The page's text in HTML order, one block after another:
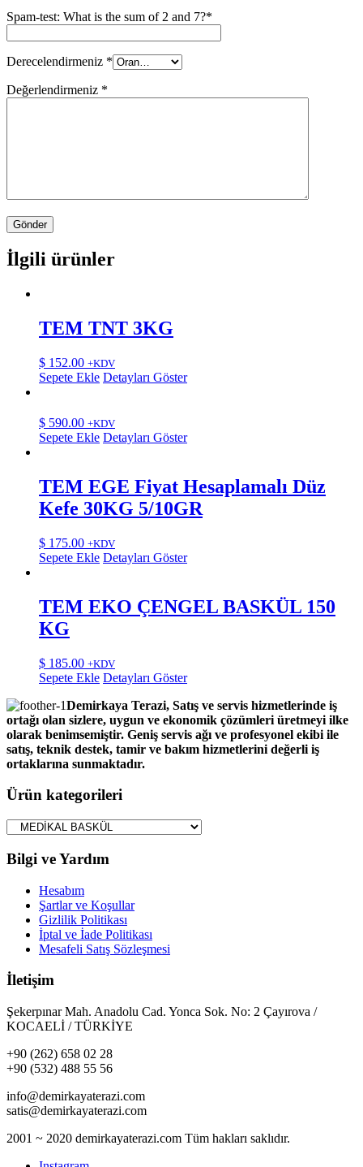
Spam-test: What is the sum of 2 and 7?*
Derecelendirmeniz *
Değerlendirmeniz *
İlgili ürünler
TEM TNT 3KG
$ 152.00 +KDV
Sepete Ekle Detayları Göster
$ 590.00 +KDV
Sepete Ekle Detayları Göster
TEM EGE Fiyat Hesaplamalı Düz
Kefe 30KG 5/10GR
$ 175.00 +KDV
Sepete Ekle Detayları Göster
TEM EKO ÇENGEL BASKÜL 150
KG
$ 185.00 +KDV
Sepete Ekle Detayları Göster
Demirkaya Terazi, Satış ve servis hizmetlerinde iş
ortağı olan sizlere, uygun ve ekonomik çözümleri üretmeyi ilke
olarak benimsemiştir. Geniş servis ağı ve profesyonel ekibi ile
satış, teknik destek, tamir ve bakım hizmetlerini değerli iş
ortaklarına sunmaktadır.
Ürün kategorileri
Bilgi ve Yardım
Hesabım
Şartlar ve Koşullar
Gizlilik Politikası
İptal ve İade Politikası
Mesafeli Satış Sözleşmesi
İletişim
Şekerpınar Mah. Anadolu Cad. Yonca Sok. No: 2 Çayırova /
KOCAELİ / TÜRKİYE
+90 (262) 658 02 28
+90 (532) 488 55 56
info@demirkayaterazi.com
satis@demirkayaterazi.com
2001 ~ 2020 demirkayaterazi.com Tüm hakları saklıdır.